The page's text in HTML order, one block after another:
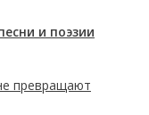
и поэзии
превращают